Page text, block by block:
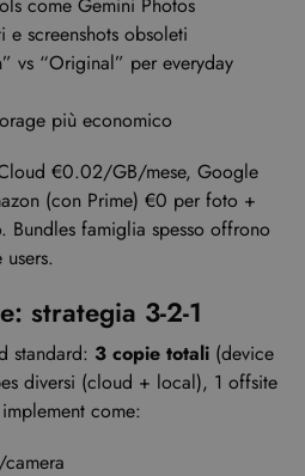
come Gemini Photos
screenshots obsoleti
vs “Original” per everyday
più economico
€0.02/GB/mese, Google
(con Prime) €0 per foto +
famiglia spesso offrono
strategia 3-2-1
standard: 3 copie totali (device
diversi (cloud + local), 1 offsite
come: